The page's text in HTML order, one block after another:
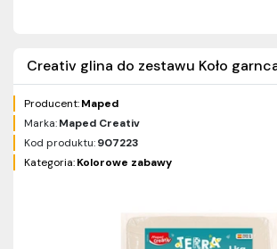
Creativ glina do zestawu Koło
Producent:Maped
Marka:Maped Creativ
Kod produktu:907223
Kategoria:Kolorowe zabawy